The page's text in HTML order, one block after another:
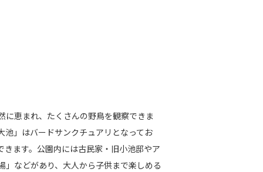
に恵まれ、たくさんの野鳥を観察できま
池」はバードサンクチュアリとなってお
ます。公園内には古民家・旧小池邸やア
」などがあり、大人から子供まで楽しめる